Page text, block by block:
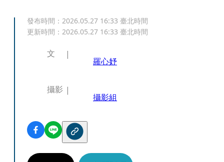
發布時間： 2026.05.27 16:33 臺北時間
更新時間： 2026.05.27 16:33 臺北時間
文
羅心妤
攝影
攝影組